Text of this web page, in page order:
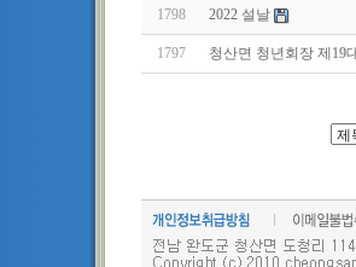
1798 2022 설날
1797 청산면 청년회장 제19